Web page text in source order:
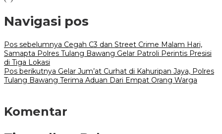
Navigasi pos
Pos sebelumnya Cegah C3 dan Street Crime Malam Hari,
Samapta Polres Tulang Bawang Gelar Patroli Perintis Presisi
di Tiga Lokasi
Pos berikutnya Gelar Jum’at Curhat di Kahuripan Jaya, Polres
Tulang Bawang Terima Aduan Dari Empat Orang Warga
Komentar